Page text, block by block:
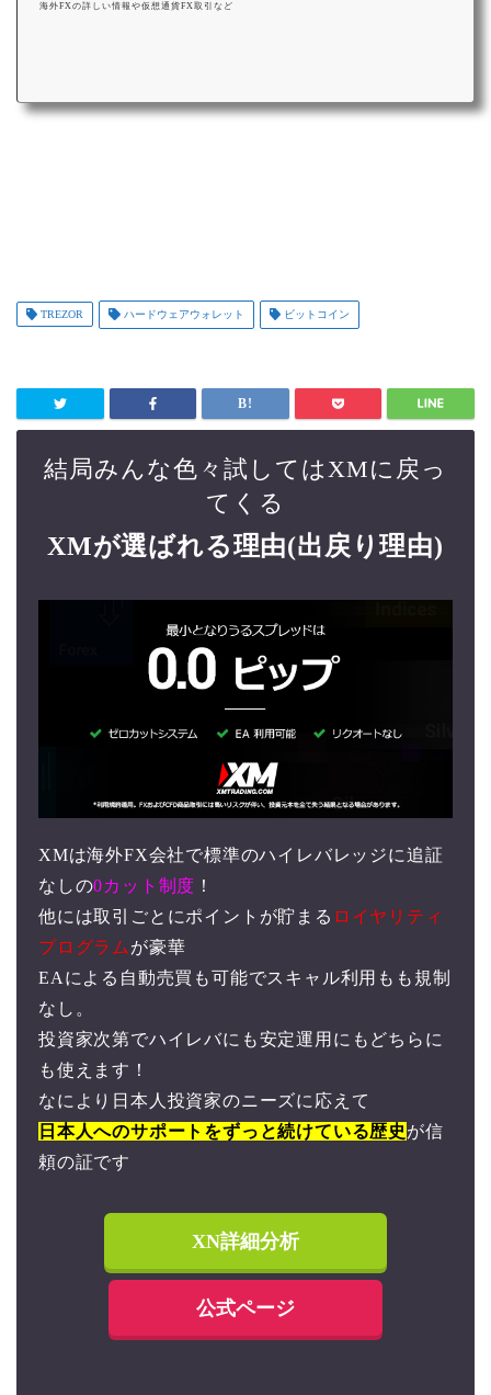
海外FXの詳しい情報や仮想通貨FX取引など
TREZOR ハードウェアウォレット ビットコイン
結局みんな色々試してはXMに戻っ
てくる
XMが選ばれる理由(出戻り理由)
XMは海外FX会社で標準のハイレバレッジに追証
なしの0カット制度 ！
他には取引ごとにポイントが貯まる ロイヤリティ
プログラム が豪華
EAによる自動売買も可能でスキャル利用もも規制
なし。
投資家次第でハイレバにも安定運用にもどちらに
も使えます！
なにより日本人投資家のニーズに応えて
日本人へのサポートをずっと続けている歴史 が信
頼の証です
XN詳細分析
公式ページ